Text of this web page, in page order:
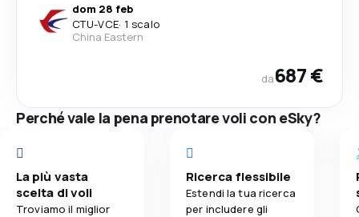
dom 28 feb
CTU-VCE· 1 scalo
China Eastern
da687 €
Perché vale la pena prenotare voli con eSky?
La più vasta
scelta di voli
Troviamo il miglior
Ricerca flessibile
Estendi la tua ricerca
per includere gli